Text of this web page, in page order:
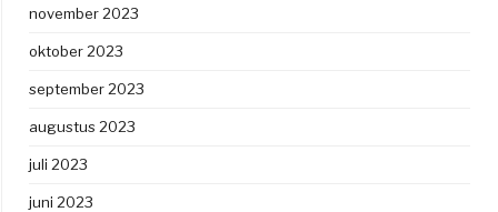
november 2023
oktober 2023
september 2023
augustus 2023
juli 2023
juni 2023